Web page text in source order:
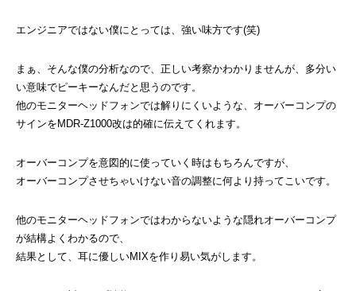
エンジニアではない僕にとっては、強い味方です(笑)
まぁ、そんな僕の分析なので、正しい考察かわかりませんが、多分い
い意味でピーキーなんだと思うのです。
他のモニターヘッドフォンでは解りにくいような、オーバーコンプの
サインをMDR-Z1000改は的確に伝えてくれます。
オーバーコンプを意図的に使っていく時はもちろんですが、
オーバーコンプさせちゃいけない音の調整に何より持ってこいです。
他のモニターヘッドフォンではわからないような隠れオーバーコンプ
が結構よくわかるので、
結果として、耳に優しいMIXを作り易い気がします。